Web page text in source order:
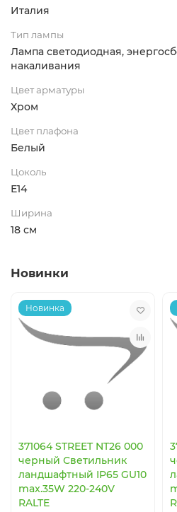
Италия
Тип лампы
Лампа светодиодная,
накаливания
Цвет арматуры
Хром
Цвет плафона
Белый
Цоколь
Е14
Ширина
18 см
Новинки
Новинка
371064 STREET NT26 000
черный Светильник
ландшафтный IP65 GU10
max.35W 220-240V
RALTE